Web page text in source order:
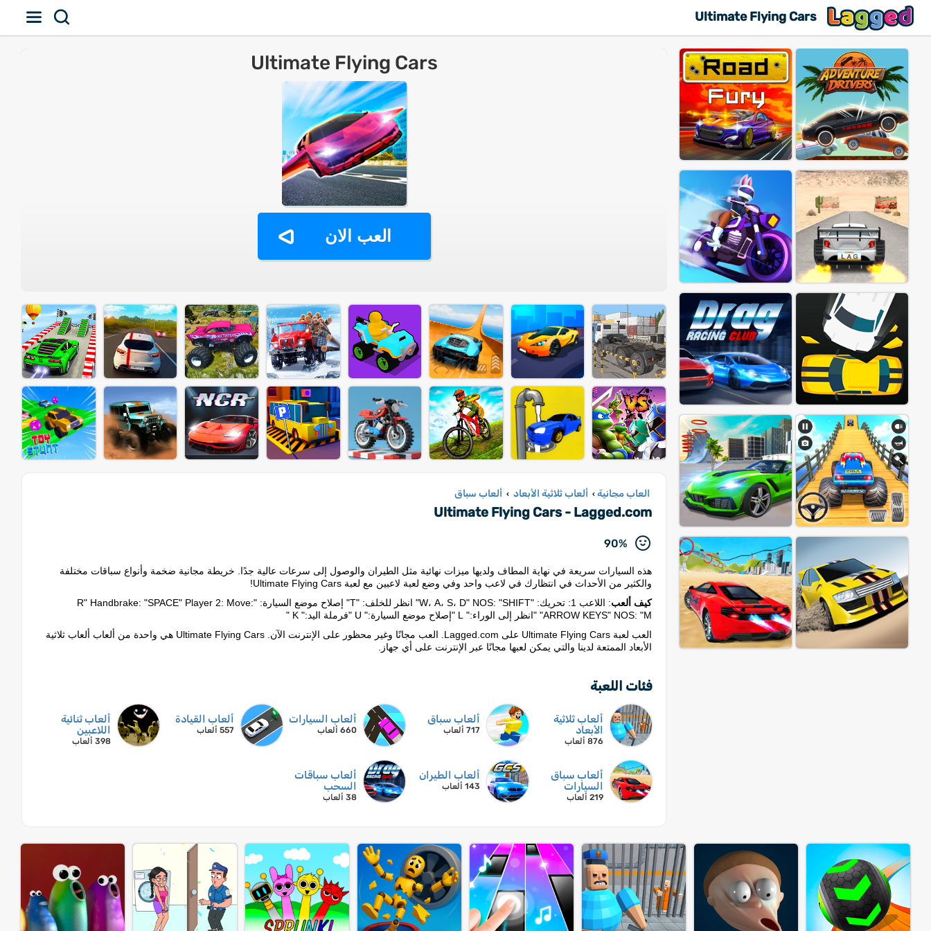
Ultimate Flying Cars
Ultimate Flying Cars
العب الان
العاب مجانية › ألعاب ثلاثية الأبعاد › ألعاب سباق
Ultimate Flying Cars - Lagged.com
90%
هذه السيارات سريعة في نهاية المطاف ولديها ميزات نهائية مثل الطيران والوصول إلى سرعات عالية جدًا. خريطة مجانية ضخمة وأنواع سباقات مختلفة
والكثير من الأحداث في انتظارك في لاعب واحد وفي وضع لعبة لاعبين مع لعبة Ultimate Flying Cars!
كيف ألعب
: اللاعب 1: تحريك: "W، A، S، D" NOS: "SHIFT" انظر للخلف: "T" إصلاح موضع السيارة: "R" Handbrake: "SPACE" Player 2: Move:
"ARROW KEYS" NOS: "M "انظر إلى الوراء:" L "إصلاح موضع السيارة:" U "فرملة اليد:" K "
العب لعبة Ultimate Flying Cars على Lagged.com. العب مجانًا وغير محظور على الإنترنت الآن. Ultimate Flying Cars هي واحدة من ألعاب ألعاب ثلاثية
الأبعاد الممتعة لدينا والتي يمكن لعبها مجانًا عبر الإنترنت على أي جهاز.
فئات اللعبة
ألعاب ثلاثية
الأبعاد
876 ألعاب
ألعاب سباق
717 ألعاب
ألعاب السيارات
660 ألعاب
ألعاب القيادة
557 ألعاب
ألعاب ثنائية
اللاعبين
398 ألعاب
ألعاب سباق
السيارات
219 ألعاب
ألعاب الطيران
143 ألعاب
ألعاب سباقات
السحب
38 ألعاب